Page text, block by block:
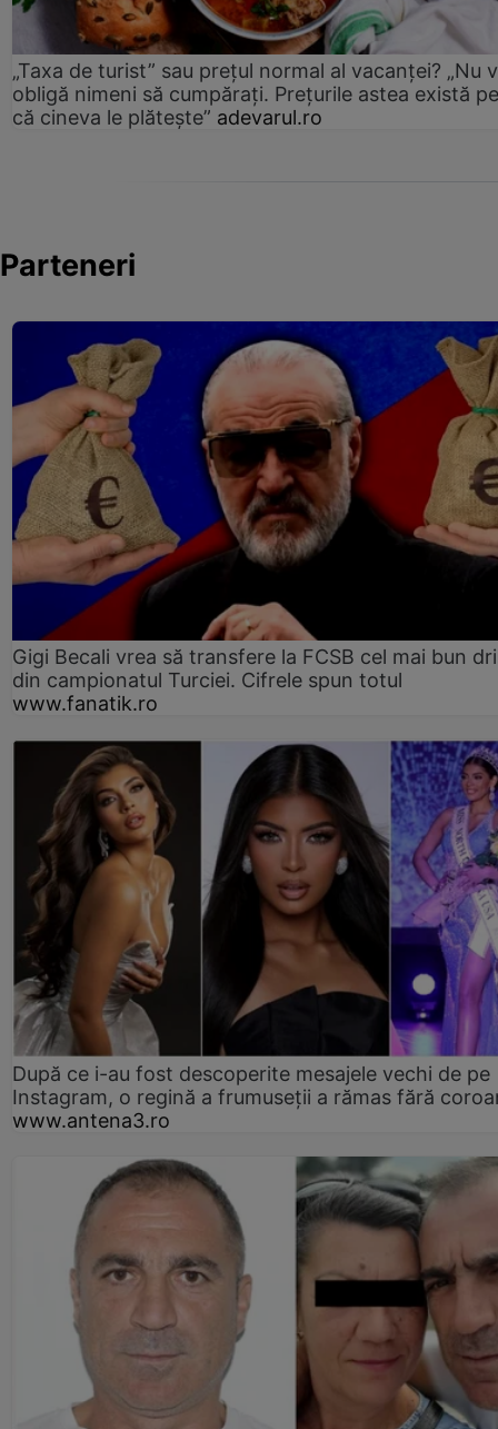
„Taxa de turist” sau prețul normal al vacanței? „Nu
obligă nimeni să cumpărați. Prețurile astea există
că cineva le plătește” adevarul.ro
Parteneri
Gigi Becali vrea să transfere la FCSB cel mai bun
din campionatul Turciei. Cifrele spun totul
www.fanatik.ro
După ce i-au fost descoperite mesajele vechi de pe
Instagram, o regină a frumuseții a rămas fără
www.antena3.ro